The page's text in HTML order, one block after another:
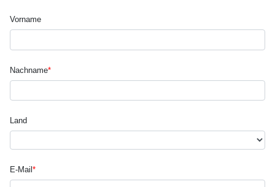
Vorname
Nachname*
Land
E-Mail *